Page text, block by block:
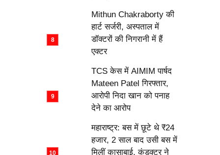
Mithun Chakraborty की
हार्ट सर्जरी, अस्पताल में
डॉक्टरों की निगरानी में हैं
एक्टर
TCS केस में AIMIM पार्षद
Mateen Patel गिरफ्तार,
आरोपी निदा खान को पनाह
देने का आरोप
महाराष्ट्र: बस में छूटे थे ₹24
हजार, 2 साल बाद उसी बस में
मिलीं कासाबाई, कंडक्टर ने